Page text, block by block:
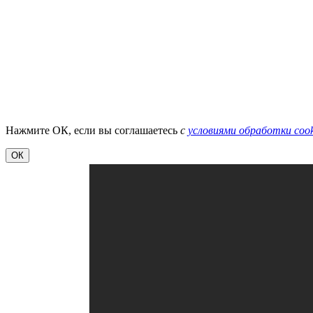
Нажмите ОК, если вы соглашаетесь с условиями обработки
ОК